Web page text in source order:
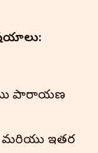
పారాయణ
ఇతర